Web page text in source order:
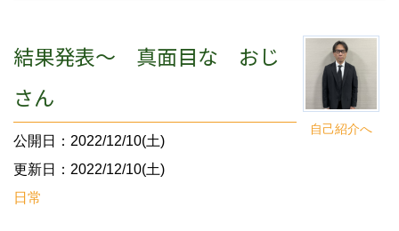
自己紹介へ
結果発表～ 真面目な おじ
さん
公開日：2022/12/10(土)
更新日：2022/12/10(土)
日常